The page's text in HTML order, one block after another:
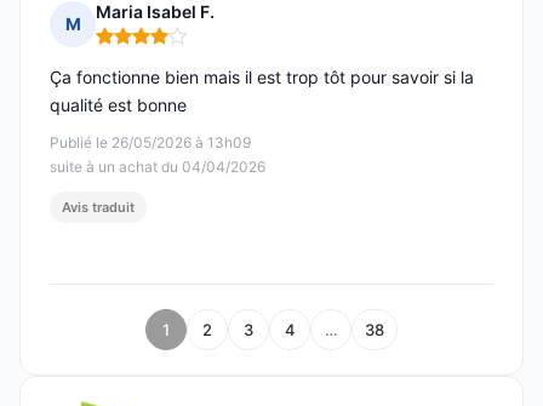
M
Maria Isabel F.
Note : 4 sur 5
Publié le 26/05/2026 à 13h09
suite à un achat du 04/04/2026
Ça fonctionne bien mais il est trop tôt pour savoir si la
qualité est bonne
Avis traduit
1 2 3 4 … 38